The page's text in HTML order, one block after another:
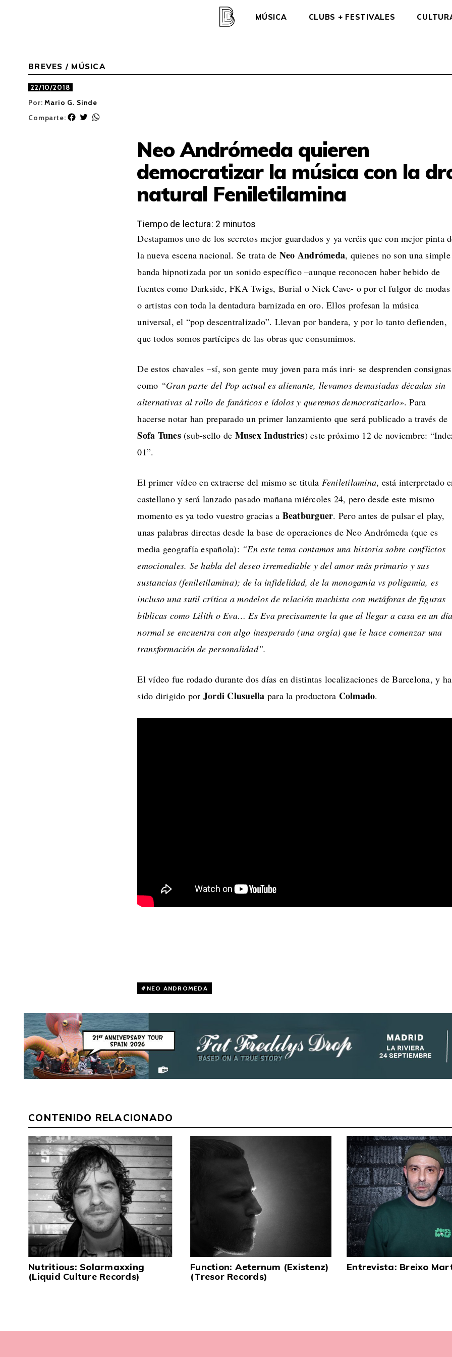
MÚSICA CLUBS + FESTIVALES
BREVES / MÚSICA
22/10/2018
Por:Mario G. Sinde
Comparte:
F
T
Neo Andrómeda quieren
democratizar la música con la
natural Feniletilamina
Tiempo de lectura: 2 minutos
Destapamos uno de los secretos mejor guardados y ya veréis que con mejor pinta
la nueva escena nacional. Se trata de Neo Andrómeda, quienes no son una simple
banda hipnotizada por un sonido específico –aunque reconocen haber bebido de
fuentes como Darkside, FKA Twigs, Burial o Nick Cave- o por el fulgor de modas
o artistas con toda la dentadura barnizada en oro. Ellos profesan la música
universal, el “pop descentralizado”. Llevan por bandera, y por lo tanto defienden,
que todos somos partícipes de las obras que consumimos.
De estos chavales –sí, son gente muy joven para más inri- se desprenden consignas
como “Gran parte del Pop actual es alienante, llevamos demasiadas décadas sin
alternativas al rollo de fanáticos e ídolos y queremos democratizarlo». Para
hacerse notar han preparado un primer lanzamiento que será publicado a través de
Sofa Tunes(sub-sello de Musex Industries) este próximo 12 de noviembre:
01”.
El primer vídeo en extraerse del mismo se titula Feniletilamina, está interpretado
castellano y será lanzado pasado mañana miércoles 24, pero desde este mismo
momento es ya todo vuestro gracias a Beatburguer. Pero antes de pulsar el play,
unas palabras directas desde la base de operaciones de Neo Andrómeda (que es
media geografía española): “En este tema contamos una historia sobre conflictos
emocionales. Se habla del deseo irremediable y del amor más primario y sus
sustancias (feniletilamina); de la infidelidad, de la monogamia vs poligamia, es
incluso una sutil crítica a modelos de relación machista con metáforas de figuras
bíblicas como Lilith o Eva… Es Eva precisamente la que al llegar a casa en un
normal se encuentra con algo inesperado (una orgía) que le hace comenzar una
transformación de personalidad”.
El vídeo fue rodado durante dos días en distintas localizaciones de Barcelona, y ha
sido dirigido por Jordi Clusuella para la productora Colmado.
NEO ANDROMEDA
CONTENIDO RELACIONADO
Nutritious: Solarmaxxing
(Liquid Culture Records)
Function: Aeternum (Existenz)
(Tresor Records)
Entrevista: Breixo